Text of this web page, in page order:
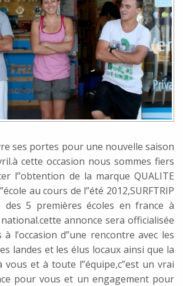
ses portes pour une nouvelle saison
cette occasion nous sommes fiers
l”obtention de la marque QUALITE
au cours de l”été 2012,SURFTRIP
5 premières écoles en france à
annonce sera officialisée
l’occasion d”une rencontre avec les
landes et les élus locaux ainsi que la
vous et à toute l”équipe,c”est un vrai
pour vous et un engagement pour